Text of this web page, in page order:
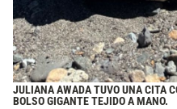
JULIANA AWADA TUVO UNA CITA
BOLSO GIGANTE TEJIDO A MANO.